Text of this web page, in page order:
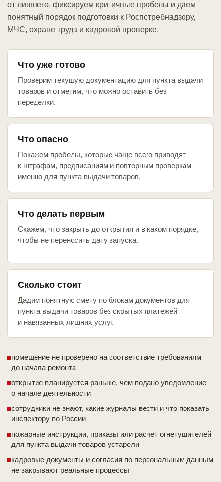
от лишнего, фиксируем критичные пробелы и даем
понятный порядок подготовки к Роспотребнадзору,
МЧС, охране труда и кадровой проверке.
Что уже готово
Проверим текущую документацию для пункта выдачи
товаров и отметим, что можно оставить без
переделки.
Что опасно
Покажем пробелы, которые чаще всего приводят
к штрафам, предписаниям и повторным проверкам
именно для пункта выдачи товаров.
Что делать первым
Скажем, что закрыть до открытия и в каком порядке,
чтобы не переносить дату запуска.
Сколько стоит
Дадим понятную смету по блокам документов для
пункта выдачи товаров без скрытых платежей
и навязанных лишних услуг.
помещение не проверено на соответствие требованиям
до начала ремонта
открытие планируется раньше, чем подано уведомление
о начале деятельности
сотрудники не знают, какие журналы вести и что показать
инспектору по России
пожарные инструкции, приказы или расчет огнетушителей
для пункта выдачи товаров устарели
кадровые документы и согласия по персональным данным
не закрывают реальные процессы